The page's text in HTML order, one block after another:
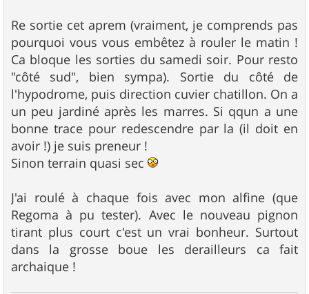
Re sortie cet aprem (vraiment, je comprends pas
pourquoi vous vous embêtez à rouler le matin !
Ca bloque les sorties du samedi soir. Pour resto
"côté sud", bien sympa). Sortie du côté de
l'hypodrome, puis direction cuvier chatillon. On a
un peu jardiné après les marres. Si qqun a une
bonne trace pour redescendre par la (il doit en
avoir !) je suis preneur !
Sinon terrain quasi sec
J'ai roulé à chaque fois avec mon alfine (que
Regoma à pu tester). Avec le nouveau pignon
tirant plus court c'est un vrai bonheur. Surtout
dans la grosse boue les derailleurs ca fait
archaique !